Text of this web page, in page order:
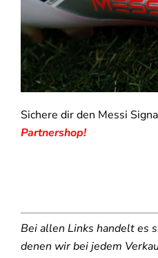
Sichere dir den Messi
Partnershop!
Bei allen Links handelt es
denen wir bei jedem